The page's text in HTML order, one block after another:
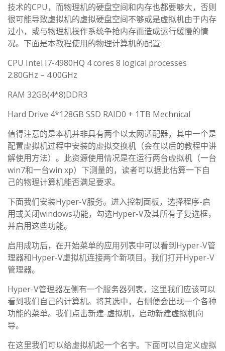
技术的CPU，而物理机的硬盘空间和内存也都要够大，否则
很可能导致虚拟机的虚拟硬盘空间不够或是虚拟机由于内存
过小，或与物理机操作系统争抢内存而造成运行缓慢的情
况。下面是本教程使用的物理计算机的配置:
CPU Intel I7-4980HQ 4 cores 8 logical processes
2.80GHz – 4.00GHz
RAM 32GB(4*8)DDR3
Hard Drive 4*128GB SSD RAID0 + 1TB Mechnical
值得注意的是本机并非具有两个以太网适配器，其中一个是
配置虚拟机过程中安装的虚拟交换机（会在以后的教程中讲
解使用方法）。此资源使用情况是在运行两台虚拟机（一台
win7和一台win xp）下测量的，读者可以据此估算一下自
己的物理计算机能否满足要求。
下面我们安装Hyper-V服务。进入控制面板，选择程序-启
用或关闭windows功能，勾选Hyper-V及其所有子复选框，
并启用这些功能。
启用成功后，在开始菜单的应用列表中可以看到Hyper-V管
理器和Hyper-V虚拟机连接两个新项目。我们打开Hyper-V
管理器。
Hyper-V管理器左侧有一个服务器列表，这里我们应该可以
看到我们自己的计算机。将其选中，右侧便会出现一个各种
功能的菜单。我们点击新建-虚拟机，启动新建虚拟机向
导。
在这里我们可以给虚拟机起一个名字。下面可以自定义虚拟